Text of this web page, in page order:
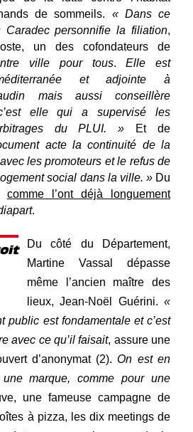
de sommeils. « Dans ce
Caradecpersonnifie la filiation,
un des cofondateurs de
ville pour tous.Elle est
et adjointe à
mais aussi conseillère
elle qui a supervisé les
du PLUI. » Et de
acte la continuité dela
les promoteurs et le refus de
social dans la ville. »Du
comme l’ont déjà longuement
.
Du côté du Département,
Martine Vassal
dépasse
même l’ancien maître des
lieux, Jean-Noël Guérini. «
public est fondamentale et c’est
avec ce qu’ilfaisait, assure une
d’anonymat (2).On est en
une marque,comme pour une
une fameuse campagne de
à pizza, les dix meetings de